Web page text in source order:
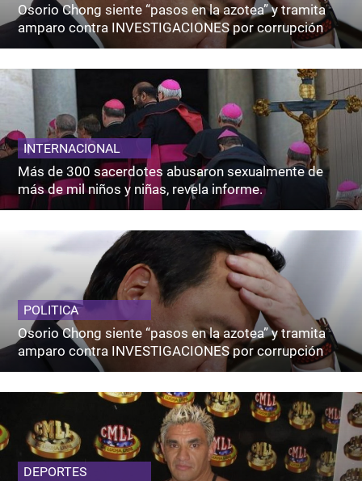
Osorio Chong siente “pasos en la azotea” y tramita
amparo contra INVESTIGACIONES por corrupción
INTERNACIONAL
Más de 300 sacerdotes abusaron sexualmente de
más de mil niños y niñas, revela informe.
POLITICA
Osorio Chong siente “pasos en la azotea” y tramita
amparo contra INVESTIGACIONES por corrupción
DEPORTES